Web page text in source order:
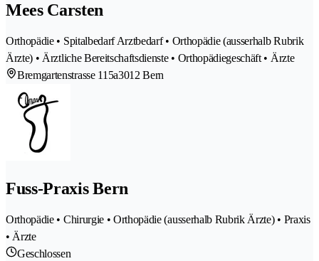
Mees Carsten
Orthopädie • Spitalbedarf Arztbedarf • Orthopädie (ausserhalb Rubrik
Ärzte) • Ärztliche Bereitschaftsdienste • Orthopädiegeschäft • Ärzte
Bremgartenstrasse 115a3012 Bern
Fuss-Praxis Bern
Orthopädie • Chirurgie • Orthopädie (ausserhalb Rubrik Ärzte) • Praxis
• Ärzte
Geschlossen